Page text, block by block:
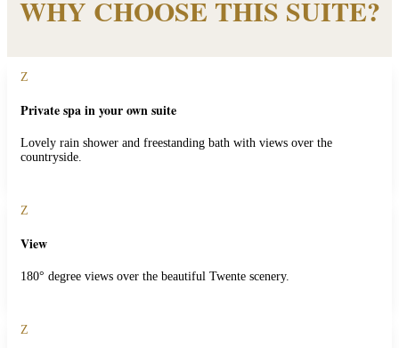
WHY CHOOSE THIS SUITE?
Z
Private spa in your own suite
Lovely rain shower and freestanding bath with views over the
countryside.
Z
View
180° degree views over the beautiful Twente scenery.
Z